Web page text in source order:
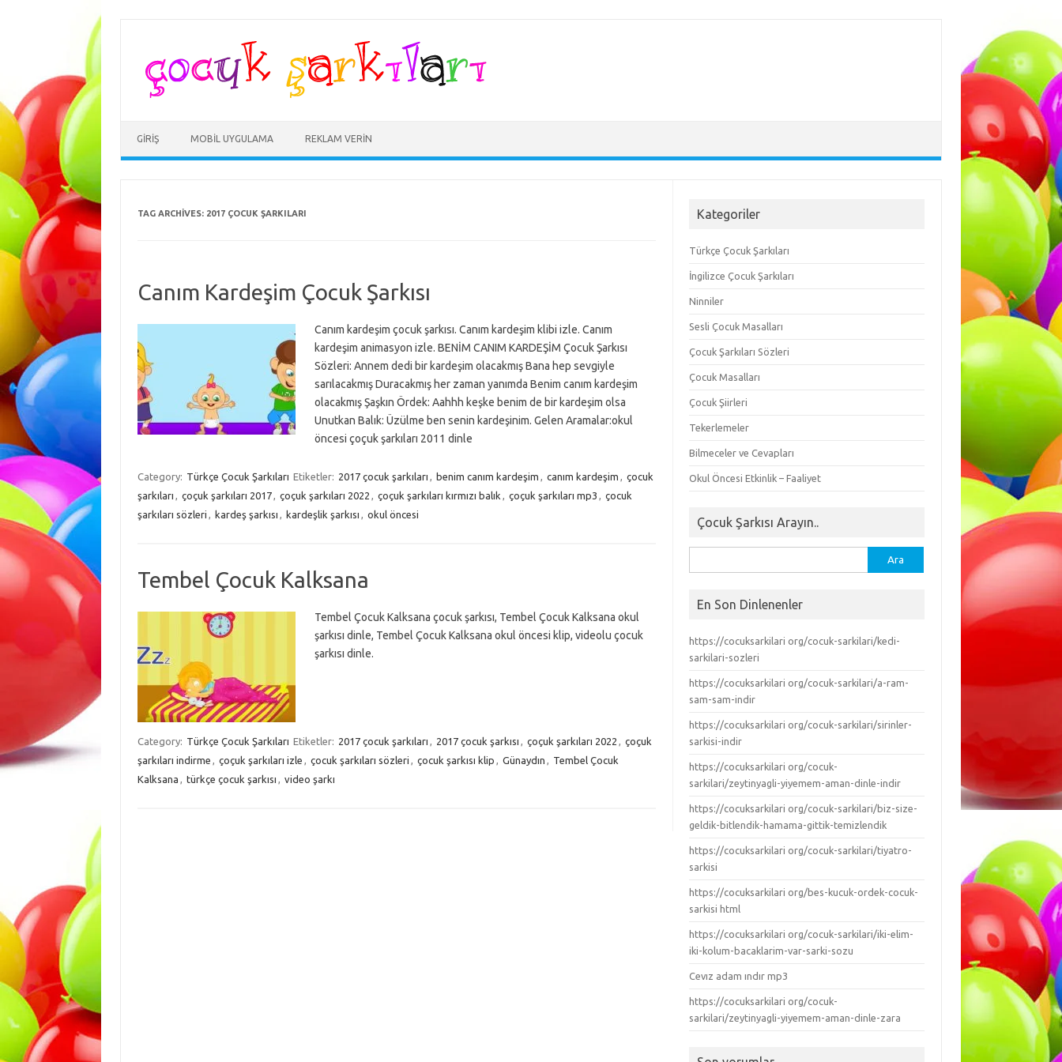
GIRIŞ MOBIL UYGULAMA REKLAM VERIN
TAG ARCHIVES: 2017 ÇOCUK ŞARKILARI
Canım Kardeşim Çocuk Şarkısı
Canım kardeşim çocuk şarkısı. Canım kardeşim klibi izle. Canım
kardeşim animasyon izle. BENİM CANIM KARDEŞİM Çocuk Şarkısı
Sözleri: Annem dedi bir kardeşim olacakmış Bana hep sevgiyle
sarılacakmış Duracakmış her zaman yanımda Benim canım kardeşim
olacakmış Şaşkın Ördek: Aahhh keşke benim de bir kardeşim olsa
Unutkan Balık: Üzülme ben senin kardeşinim. Gelen Aramalar:okul
öncesi çoçuk şarkıları 2011 dinle
Category: Türkçe Çocuk Şarkıları Etiketler: 2017 çocuk şarkıları , benim canım kardeşim , canım kardeşim , çocuk
şarkıları , çoçuk şarkıları 2017, çoçuk şarkıları 2022 , çoçuk şarkıları kırmızı balık , çoçuk şarkıları mp3 , çocuk
şarkıları sözleri , kardeş şarkısı , kardeşlik şarkısı , okul öncesi
Tembel Çocuk Kalksana
Tembel Çocuk Kalksana çocuk şarkısı, Tembel Çocuk Kalksana okul
şarkısı dinle, Tembel Çocuk Kalksana okul öncesi klip, videolu çocuk
şarkısı dinle.
Category: Türkçe Çocuk Şarkıları Etiketler: 2017 çocuk şarkıları , 2017 çocuk şarkısı , çoçuk şarkıları 2022 , çoçuk
şarkıları indirme , çoçuk şarkıları izle , çocuk şarkıları sözleri , çocuk şarkısı klip , Günaydın , Tembel Çocuk
Kalksana , türkçe çocuk şarkısı , video şarkı
Kategoriler
Türkçe Çocuk Şarkıları
İngilizce Çocuk Şarkıları
Ninniler
Sesli Çocuk Masalları
Çocuk Şarkıları Sözleri
Çocuk Masalları
Çocuk Şiirleri
Tekerlemeler
Bilmeceler ve Cevapları
Okul Öncesi Etkinlik – Faaliyet
Çocuk Şarkısı Arayın..
En Son Dinlenenler
https://cocuksarkilari org/cocuk-sarkilari/kedi-
sarkilari-sozleri
https://cocuksarkilari org/cocuk-sarkilari/a-ram-
sam-sam-indir
https://cocuksarkilari org/cocuk-sarkilari/sirinler-
sarkisi-indir
https://cocuksarkilari org/cocuk-
sarkilari/zeytinyagli-yiyemem-aman-dinle-indir
https://cocuksarkilari org/cocuk-sarkilari/biz-size-
geldik-bitlendik-hamama-gittik-temizlendik
https://cocuksarkilari org/cocuk-sarkilari/tiyatro-
sarkisi
https://cocuksarkilari org/bes-kucuk-ordek-cocuk-
sarkisi html
https://cocuksarkilari org/cocuk-sarkilari/iki-elim-
iki-kolum-bacaklarim-var-sarki-sozu
Cevız adam ındır mp3
https://cocuksarkilari org/cocuk-
sarkilari/zeytinyagli-yiyemem-aman-dinle-zara